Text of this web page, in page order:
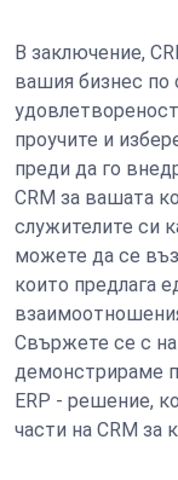
В заключение,
вашия бизнес по
проучите и
преди да го
CRM за вашата
служителите си
можете да се
които предлага
Свържете се с
демонстрираме
ERP - решение,
части на CRM за